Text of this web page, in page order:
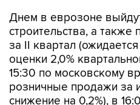
Днем в еврозоне
строительства, а
за II квартал
оценки 2,0%
15:30 по московскому
розничные продажи за
снижение на 0,2%), в